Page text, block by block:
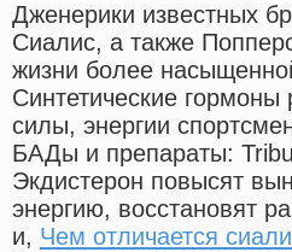
Дженерики известных
Сиалис, а также
жизни более
Синтетические гормоны
силы, энергии
БАДы и препараты:
Экдистерон повысят
энергию, восстановят
и, Чем отличается